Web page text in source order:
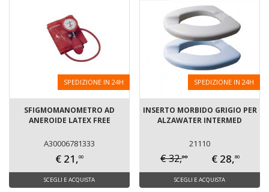
SPEDIZIONE IN 24H
SFIGMOMANOMETRO AD
ANEROIDE LATEX FREE
A30006781333
€ 21,00
SCEGLI E ACQUISTA
SPEDIZIONE IN 24H
INSERTO MORBIDO GRIGIO PER
ALZAWATER INTERMED
21110
€ 32,00 € 28,80
SCEGLI E ACQUISTA